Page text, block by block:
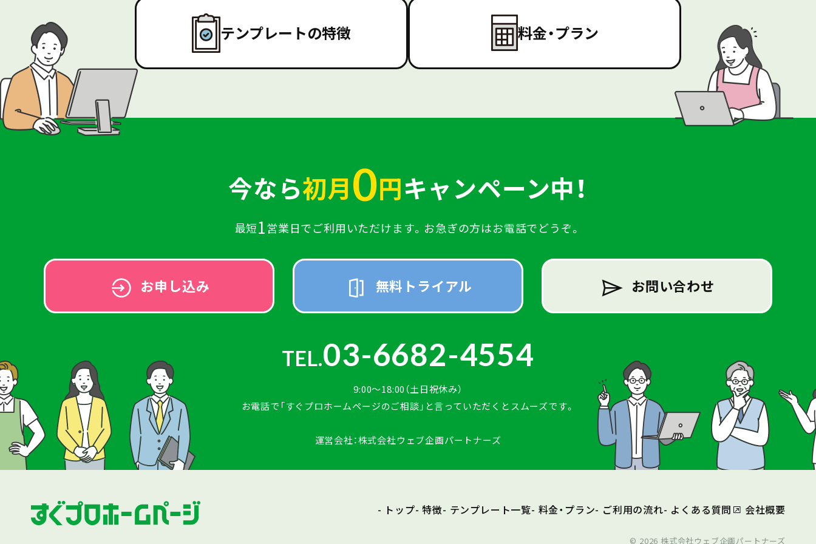
テンプレートの特徴 料金・プラン
今なら初月0円キャンペーン中！
最短1営業日でご利用いただけます。 お急ぎの方はお電話でどうぞ。
お申し込み 無料トライアル お問い合わせ
TEL.03-6682-4554
9:00〜18:00（土日祝休み）
お電話で「すぐプロホームページのご相談」 と言っていただくとスムーズです。
運営会社：株式会社ウェブ企画パートナーズ
- トップ- 特徴- テンプレート一覧- 料金・プラン- ご利用の流れ- よくある質問 会社概要
© 2026 株式会社ウェブ企画パートナーズ